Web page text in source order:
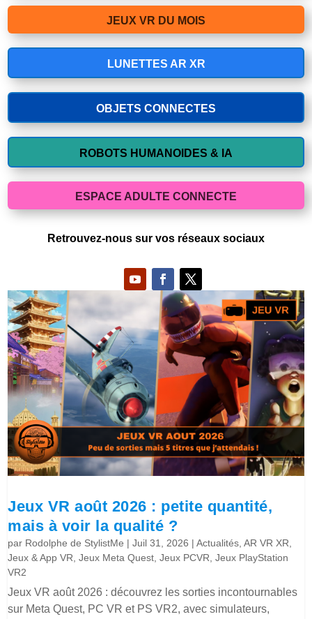
JEUX VR DU MOIS
LUNETTES AR XR
OBJETS CONNECTES
ROBOTS HUMANOIDES & IA
ESPACE ADULTE CONNECTE
Retrouvez-nous sur vos réseaux sociaux
Jeux VR août 2026 : petite quantité,
mais à voir la qualité ?
par Rodolphe de StylistMe |Juil 31, 2026 |Actualités ,AR VR XR
Jeux & App VR ,Jeux Meta Quest ,Jeux PCVR ,Jeux PlayStation
VR2
Jeux VR août 2026 : découvrez les sorties incontournables
sur Meta Quest, PC VR et PS VR2, avec simulateurs,